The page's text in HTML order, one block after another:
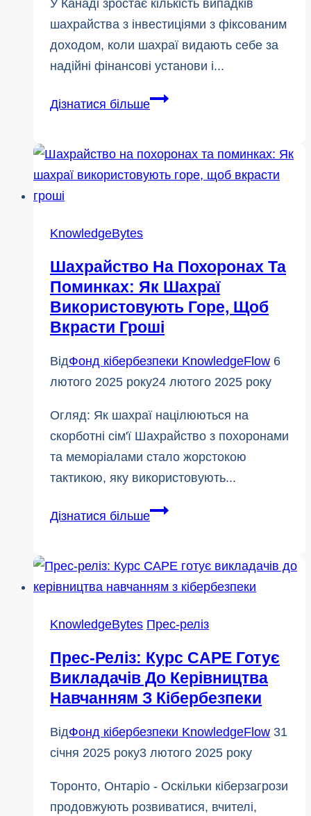
У Канаді зростає кількість випадків
шахрайства з інвестиціями з фіксованим
доходом, коли шахраї видають себе за
надійні фінансові установи і...
Дізнатися більшеЯк
шахрайства:
Що
KnowledgeBytes
Шахрайство На Похоронах Та
Поминках: Як Шахраї
Використовують Горе, Щоб
Вкрасти Гроші
ВідФонд кібербезпеки KnowledgeFlow 6
лютого 2025 року24 лютого 2025 року
Огляд: Як шахраї націлюються на
скорботні сім'ї Шахрайство з похоронами
та меморіалами стало жорстокою
тактикою, яку використовують...
Дізнатися більшеШахрайство
та
поминках:
шахраї
використовують
горе,
щоб
гроші
KnowledgeBytes Прес-реліз
Прес-Реліз: Курс CAPE Готує
Викладачів До Керівництва
Навчанням З Кібербезпеки
ВідФонд кібербезпеки KnowledgeFlow 31
січня 2025 року3 лютого 2025 року
Торонто, Онтаріо - Оскільки кіберзагрози
продовжують розвиватися, вчителі,